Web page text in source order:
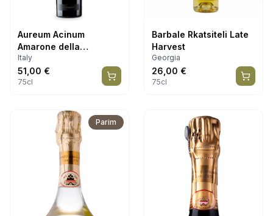
Aureum Acinum
Amarone della
Valpolicella DOCG
Italy
51,00 €
75cl
Barbale Rkatsiteli Late
Harvest
Georgia
26,00 €
75cl
Parim